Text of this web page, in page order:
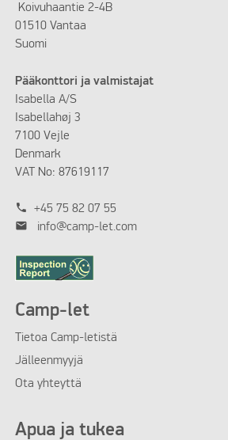
Koivuhaantie 2-4B
01510 Vantaa
Suomi
Pääkonttori ja valmistajat
Isabella A/S
Isabellahøj 3
7100 Vejle
Denmark
VAT No: 87619117
phone +45 75 82 07 55
mail info@camp-let.com
Camp-let
Tietoa Camp-letistä
Jälleenmyyjä
Ota yhteyttä
Apua ja tukea